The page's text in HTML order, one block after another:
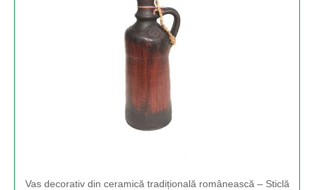
Vas decorativ din ceramică tradițională românească – Sticlă